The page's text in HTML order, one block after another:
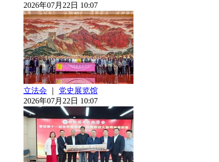
2026年07月22日 10:07
立法会
党史展览馆
2026年07月22日 10:07